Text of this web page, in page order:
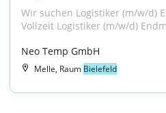
Wir suchen Logistiker (m/w/d)
Vollzeit Logistiker (m/w/d)
Neo Temp GmbH
Melle, Raum Bielefeld